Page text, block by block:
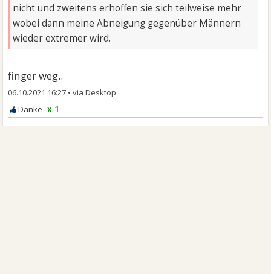
nicht und zweitens erhoffen sie sich teilweise mehr
wobei dann meine Abneigung gegenüber Männern
wieder extremer wird.
finger weg..
06.10.2021 16:27 •
x 1